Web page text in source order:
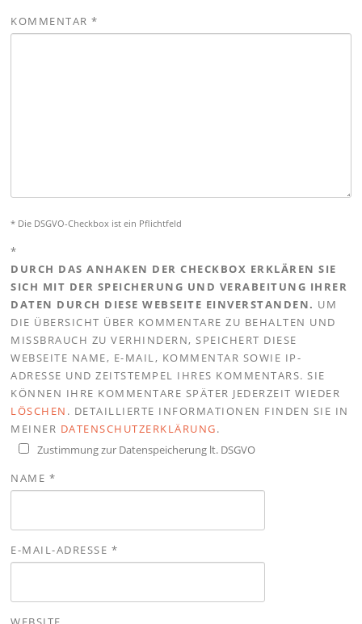
KOMMENTAR*
* Die DSGVO-Checkbox ist ein Pflichtfeld
*
DURCH DAS ANHAKEN DER CHECKBOX ERKLÄREN SIE
SICH MIT DER SPEICHERUNG UND VERABEITUNG IHRER
DATEN DURCH DIESE WEBSEITE EINVERSTANDEN. UM
DIE ÜBERSICHT ÜBER KOMMENTARE ZU BEHALTEN UND
MISSBRAUCH ZU VERHINDERN, SPEICHERT DIESE
WEBSEITE NAME, E-MAIL, KOMMENTAR SOWIE IP-
ADRESSE UND ZEITSTEMPEL IHRES KOMMENTARS. SIE
KÖNNEN IHRE KOMMENTARE SPÄTER JEDERZEIT WIEDER
LÖSCHEN . DETAILLIERTE INFORMATIONEN FINDEN SIE IN
MEINER DATENSCHUTZERKLÄRUNG.
Zustimmung zur Datenspeicherung lt. DSGVO
NAME *
E-MAIL-ADRESSE *